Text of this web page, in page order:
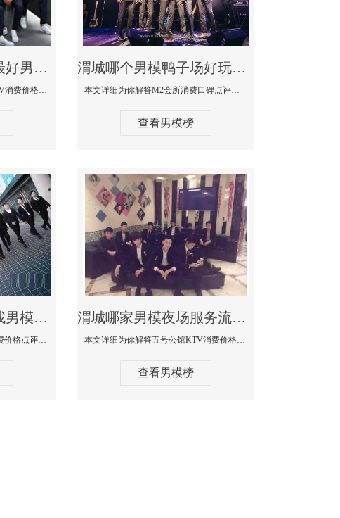
渭城最大有名生意最好男模少爷场KTV体验-嫚城国际KTV消费价格点评
本文详细为你解答嫚城国际KTV消费价格口碑点评，更多关于最大有名生意最好男模少爷场KTV体验免费咨询150 99997335微信同步！
渭城哪个男模鸭子场好玩陪酒服务好-M2会所KTV消费口碑点评
本文详细为你解答M2会所消费口碑点评，更多关于哪个男模鸭子场好玩陪酒服务好免费咨询150 99997335微信同步！
查看男模榜
渭城那个KTV酒吧找男模帅哥男妓多-普罗旺斯KTV真实口碑点评
本文详细为你解答普罗旺斯消费价格点评，更多关于那个KTV酒吧找男模帅哥最多免费咨询150 99997335微信同步！
渭城哪家男模夜场服务流程全面-五号公馆KTV消费价格点评
本文详细为你解答五号公馆KTV消费价格，更多关于哪家男模夜场服务流程全面免费咨询150 99997335微信同步！
查看男模榜